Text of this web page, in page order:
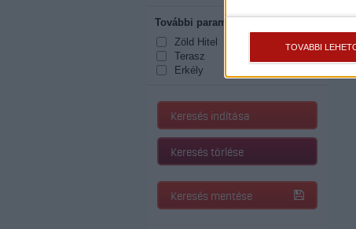
TOVÁBBI
További paraméterek
Zöld Hitel
Terasz
Erkély
Keresés indítása
Keresés törlése
Keresés mentése